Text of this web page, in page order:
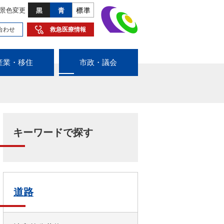
色変更
わせ 救急医療情報
業・移住 市政・議会
キーワードで探す
道路